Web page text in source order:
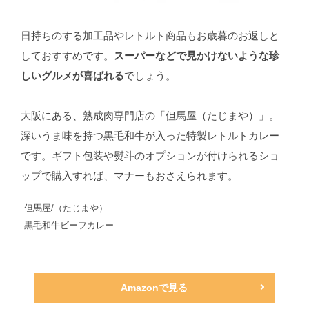
日持ちのする加工品やレトルト商品もお歳暮のお返しと
しておすすめです。
スーパーなどで見かけないような珍
しいグルメが喜ばれるでしょう。
大阪にある、熟成肉専門店の「但馬屋（たじまや）」。
深いうま味を持つ黒毛和牛が入った特製レトルトカレー
です。ギフト包装や熨斗のオプションが付けられるショ
ップで購入すれば、マナーもおさえられます。
但馬屋/（たじまや）
黒毛和牛ビーフカレー
Amazonで見る